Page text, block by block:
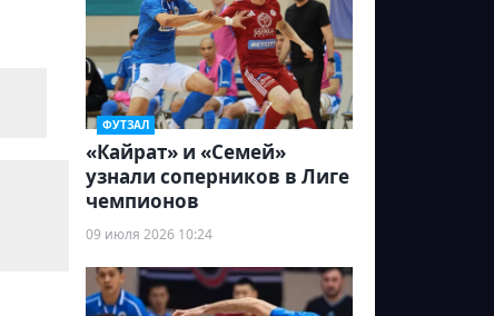
ФУТЗАЛ
«Кайрат» и «Семей»
узнали соперников в Лиге
чемпионов
09 июля 2026 10:24